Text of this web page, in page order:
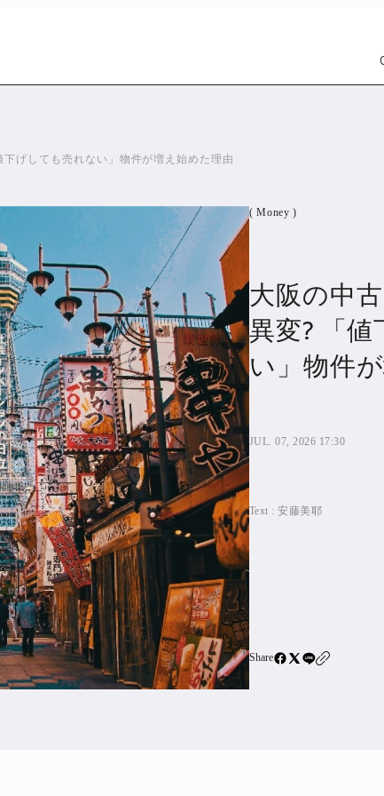
Car1299
PR
SBIネオ
All Articles
げしても売れない」物件が増え始めた理由
( Money )
大阪の中
異変? 「
い」物件
JUL. 07, 2026 17:30
Text :安藤美耶
Share